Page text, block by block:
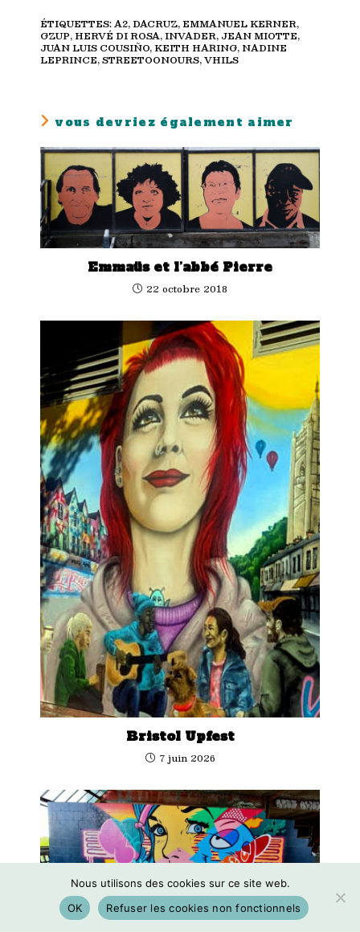
ÉTIQUETTES:A2,DACRUZ,EMMANUEL KERNER,
GZUP,HERVÉ DI ROSA,INVADER, JEAN MIOTTE,
JUAN LUIS COUSIÑO,KEITH HARING,NADINE
LEPRINCE,STREETOONOURS,VHILS
vous devriez également aimer
Emmaüs et l’abbé Pierre
22 octobre 2018
Bristol Upfest
7 juin 2026
Berlin, le Teufelsberg, colline du
Nous utilisons des cookies sur ce site web.
OK
Refuser les cookies non fonctionnels